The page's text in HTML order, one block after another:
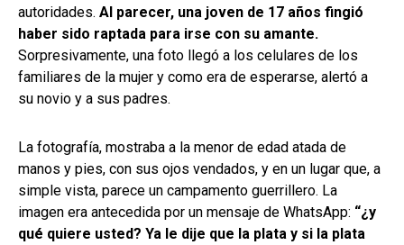
autoridades. Al parecer, una joven de 17 años fingió
haber sido raptada para irse con su amante.
Sorpresivamente, una foto llegó a los celulares de los
familiares de la mujer y como era de esperarse, alertó a
su novio y a sus padres.
La fotografía, mostraba a la menor de edad atada de
manos y pies, con sus ojos vendados, y en un lugar que, a
simple vista, parece un campamento guerrillero. La
imagen era antecedida por un mensaje de WhatsApp: “¿y
qué quiere usted? Ya le dije que la plata y si la plata